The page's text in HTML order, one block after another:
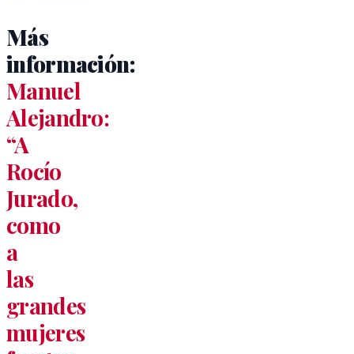
Más
información:
Manuel
Alejandro:
“A
Rocío
Jurado,
como
a
las
grandes
mujeres